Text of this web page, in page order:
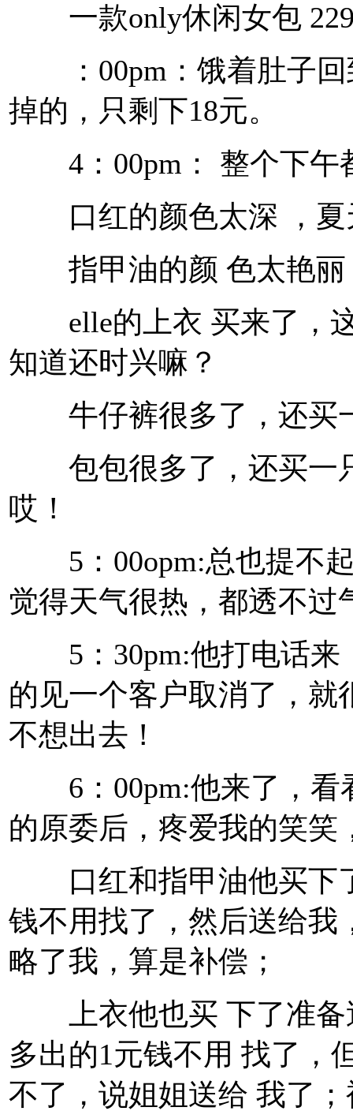
一款only休闲女包
：00pm：饿着肚子回
掉的，只剩下18元。
4：00pm： 整个下午
口红的颜色太深 ，夏
指甲油的颜 色太艳丽
elle的上衣 买来了，这
知道还时兴嘛？
牛仔裤很多了，还买
包包很多了，还买一
哎！
5：00opm:总也提不起
觉得天气很热，都透不过
5：30pm:他打电话来
的见一个客户取消了，就
不想出去！
6：00pm:他来了，看
的原委后，疼爱我的笑笑
口红和指甲油他买下
钱不用找了，然后送给我
略了我，算是补偿；
上衣他也买 下了准备
多出的1元钱不用 找了，
不了，说姐姐送给 我了